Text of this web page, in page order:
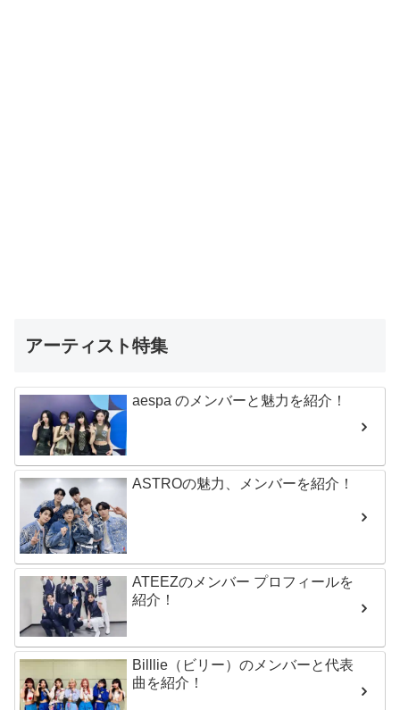
アーティスト特集
aespa のメンバーと魅力を紹介！
ASTROの魅力、メンバーを紹介！
ATEEZのメンバー プロフィールを
紹介！
Billlie（ビリー）のメンバーと代表
曲を紹介！